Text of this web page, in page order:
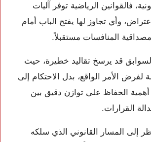
فالقوانين الرياضية توفر آليات
وأي تجاوز لها يفتح الباب أمام
المنافسات مستقبلاً.
قد يرسخ تقاليد خطيرة، حيث
الأمر الواقع، بدل الاحتكام إلى
أهمية الحفاظ على توازن دقيق بين
القرارات.
إلى المسار القانوني الذي سلكه